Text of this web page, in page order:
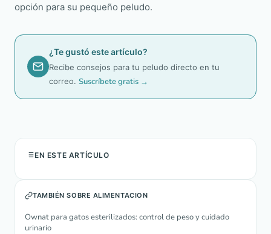
opción para su pequeño peludo.
¿Te gustó este artículo?
Recibe consejos para tu peludo directo en tu
correo. Suscríbete gratis →
EN ESTE ARTÍCULO
TAMBIÉN SOBRE ALIMENTACION
Ownat para gatos esterilizados: control de peso y cuidado
urinario